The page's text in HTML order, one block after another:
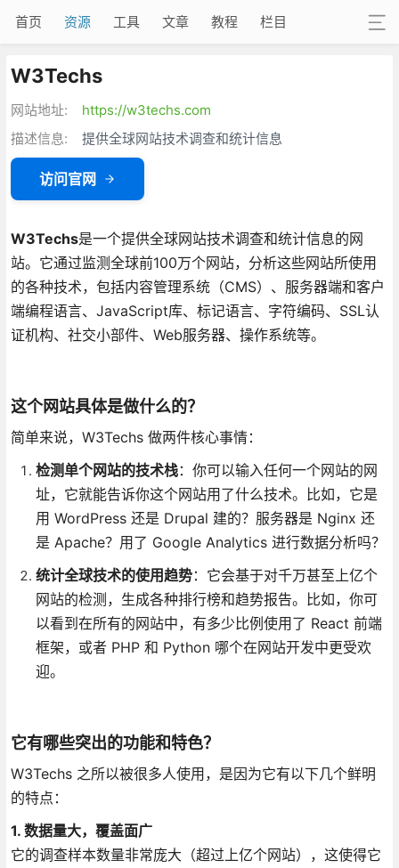
首页 资源 工具 文章 教程 栏目
W3Techs
网站地址:
https://w3techs.com
描述信息:
提供全球网站技术调查和统计信息
访问官网
W3Techs是一个提供全球网站技术调查和统计信息的网
站。它通过监测全球前100万个网站，分析这些网站所使用
的各种技术，包括内容管理系统（CMS）、服务器端和客户
端编程语言、JavaScript库、标记语言、字符编码、SSL认
证机构、社交小部件、Web服务器、操作系统等。
这个网站具体是做什么的？
简单来说，W3Techs 做两件核心事情：
检测单个网站的技术栈：你可以输入任何一个网站的网
址，它就能告诉你这个网站用了什么技术。比如，它是
用 WordPress 还是 Drupal 建的？服务器是 Nginx 还
是 Apache？用了 Google Analytics 进行数据分析吗？
统计全球技术的使用趋势：它会基于对千万甚至上亿个
网站的检测，生成各种排行榜和趋势报告。比如，你可
以看到在所有的网站中，有多少比例使用了 React 前端
框架，或者 PHP 和 Python 哪个在网站开发中更受欢
迎。
它有哪些突出的功能和特色？
W3Techs 之所以被很多人使用，是因为它有以下几个鲜明
的特点：
1. 数据量大，覆盖面广
它的调查样本数量非常庞大（超过上亿个网站），这使得它